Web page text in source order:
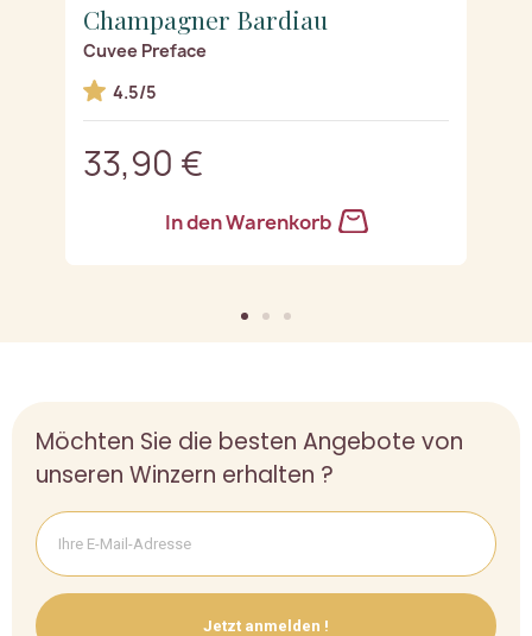
Champagner Bardiau
Cuvee Preface
4.5/5
33,90 €
In den Warenkorb
Möchten Sie die besten Angebote von
unseren Winzern erhalten ?
Jetzt anmelden !